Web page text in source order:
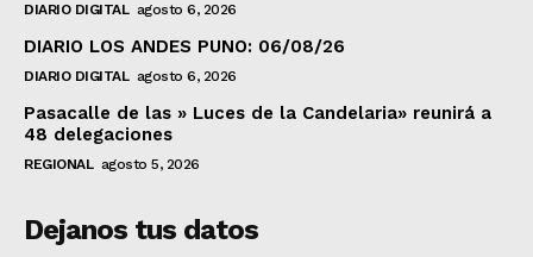
DIARIO DIGITAL agosto 6, 2026
DIARIO LOS ANDES PUNO: 06/08/26
DIARIO DIGITAL agosto 6, 2026
Pasacalle de las » Luces de la Candelaria» reunirá a
48 delegaciones
REGIONAL agosto 5, 2026
Dejanos tus datos